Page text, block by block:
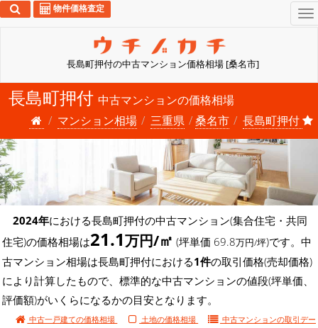
長島町押付の中古マンション価格相場 [桑名市]
物件価格査定
長島町押付 中古マンションの価格相場
マンション相場
三重県 桑名市 長島町押付
2024年における長島町押付の中古マンション(集合住宅・共同
住宅)の価格相場は21.1万円/㎡ (坪単価 69.8万円/坪)です。中
古マンション相場は長島町押付における1件の取引価格(売却価格)
により計算したもので、標準的な中古マンションの値段(坪単価、
評価額)がいくらになるかの目安となります。
中古一戸建ての価格相場 土地の価格相場 中古マンションの取引デー